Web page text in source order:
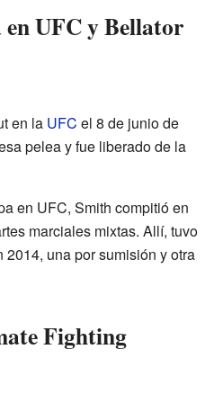
UFC y Bellator
en la UFC el 8 de junio de
pelea y fue liberado de la
en UFC, Smith compitió en
marciales mixtas. Allí, tuvo
una por sumisión y otra
Fighting